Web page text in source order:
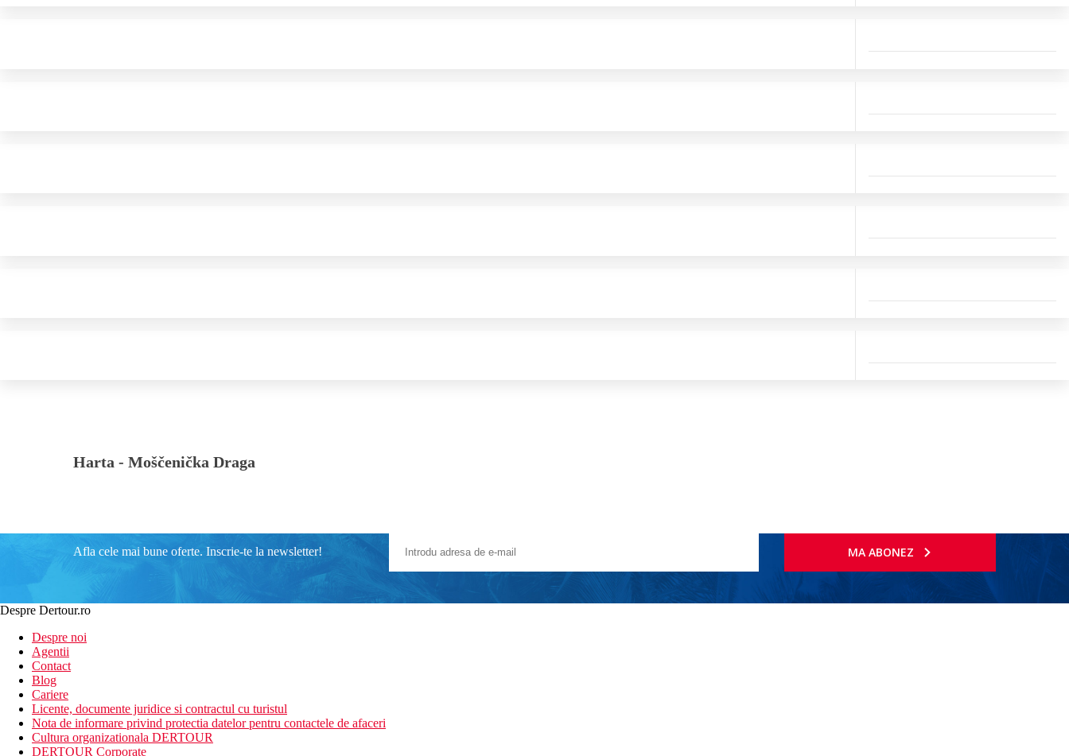
Harta - Moščenička Draga
Afla cele mai bune oferte. Inscrie-te la newsletter! MA ABONEZ
Despre Dertour.ro
Despre noi
Agentii
Contact
Blog
Cariere
Licente, documente juridice si contractul cu turistul
Nota de informare privind protectia datelor pentru contactele de afaceri
Cultura organizationala DERTOUR
DERTOUR Corporate